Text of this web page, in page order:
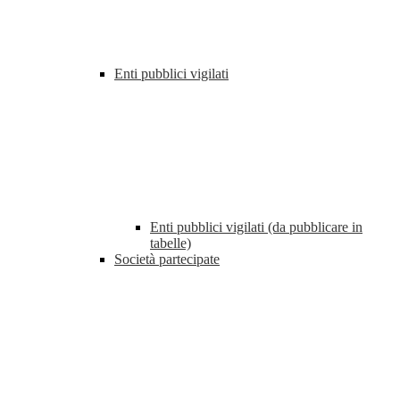
Enti pubblici vigilati
Enti pubblici vigilati (da pubblicare in
tabelle)
Società partecipate